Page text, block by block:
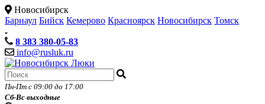
Новосибирск
Барнаул Бийск Кемерово Красноярск Новосибирск Томск
8 383 380-05-83
info@rusluk.ru
Пн-Пт с 09:00 до 17:00
Сб-Вс выходные